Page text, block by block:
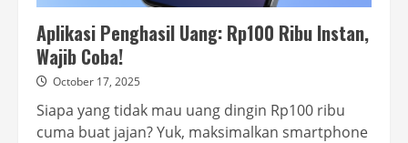
Aplikasi Penghasil Uang: Rp100 Ribu Instan,
Wajib Coba!
October 17, 2025
Siapa yang tidak mau uang dingin Rp100 ribu
cuma buat jajan? Yuk, maksimalkan smartphone